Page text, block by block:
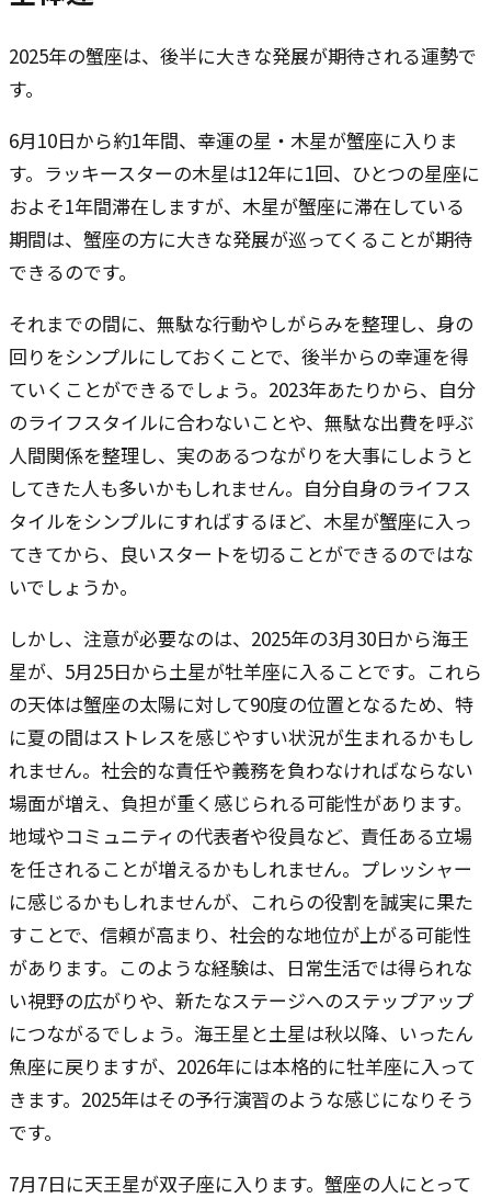
2025年の蟹座は、後半に大きな発展が期待される運勢で
す。
6月10日から約1年間、幸運の星・木星が蟹座に入りま
す。ラッキースターの木星は12年に1回、ひとつの星座に
およそ1年間滞在しますが、木星が蟹座に滞在している
期間は、蟹座の方に大きな発展が巡ってくることが期待
できるのです。
それまでの間に、無駄な行動やしがらみを整理し、身の
回りをシンプルにしておくことで、後半からの幸運を得
ていくことができるでしょう。2023年あたりから、自分
のライフスタイルに合わないことや、無駄な出費を呼ぶ
人間関係を整理し、実のあるつながりを大事にしようと
してきた人も多いかもしれません。自分自身のライフス
タイルをシンプルにすればするほど、木星が蟹座に入っ
てきてから、良いスタートを切ることができるのではな
いでしょうか。
しかし、注意が必要なのは、2025年の3月30日から海王
星が、5月25日から土星が牡羊座に入ることです。これら
の天体は蟹座の太陽に対して90度の位置となるため、特
に夏の間はストレスを感じやすい状況が生まれるかもし
れません。社会的な責任や義務を負わなければならない
場面が増え、負担が重く感じられる可能性があります。
地域やコミュニティの代表者や役員など、責任ある立場
を任されることが増えるかもしれません。プレッシャー
に感じるかもしれませんが、これらの役割を誠実に果た
すことで、信頼が高まり、社会的な地位が上がる可能性
があります。このような経験は、日常生活では得られな
い視野の広がりや、新たなステージへのステップアップ
につながるでしょう。海王星と土星は秋以降、いったん
魚座に戻りますが、2026年には本格的に牡羊座に入って
きます。2025年はその予行演習のような感じになりそう
です。
7月7日に天王星が双子座に入ります。蟹座の人にとって